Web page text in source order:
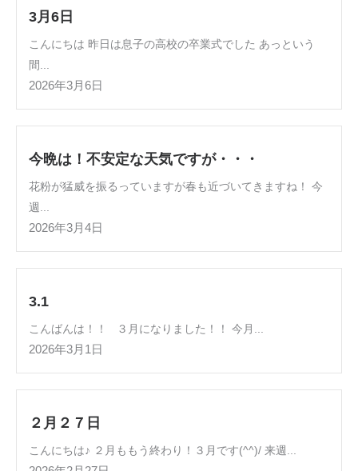
3月6日
こんにちは 昨日は息子の高校の卒業式でした あっという
間...
2026年3月6日
今晩は！不安定な天気ですが・・・
花粉が猛威を振るっていますが春も近づいてきますね！ 今
週...
2026年3月4日
3.1
こんばんは！！ ３月になりました！！ 今月...
2026年3月1日
２月２７日
こんにちは♪ ２月ももう終わり！３月です(^^)/ 来週...